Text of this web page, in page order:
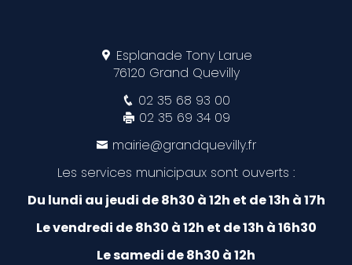
Esplanade Tony Larue
76120 Grand Quevilly
02 35 68 93 00
02 35 69 34 09
mairie@grandquevilly.fr
Les services municipaux sont ouverts :
Du lundi au jeudi de 8h30 à 12h et de 13h à 17h
Le vendredi de 8h30 à 12h et de 13h à 16h30
Le samedi de 8h30 à 12h